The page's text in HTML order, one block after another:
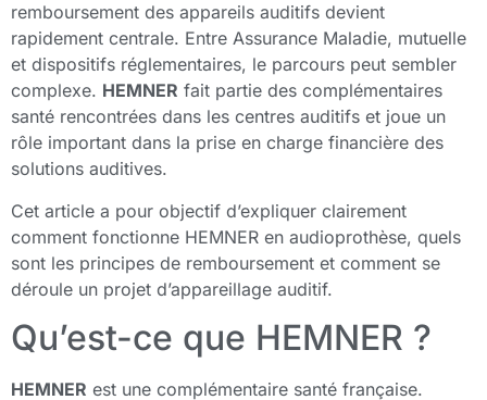
remboursement des appareils auditifs devient
rapidement centrale. Entre Assurance Maladie, mutuelle
et dispositifs réglementaires, le parcours peut sembler
complexe. HEMNER fait partie des complémentaires
santé rencontrées dans les centres auditifs et joue un
rôle important dans la prise en charge financière des
solutions auditives.
Cet article a pour objectif d’expliquer clairement
comment fonctionne HEMNER en audioprothèse, quels
sont les principes de remboursement et comment se
déroule un projet d’appareillage auditif.
Qu’est-ce que HEMNER ?
HEMNER est une complémentaire santé française.